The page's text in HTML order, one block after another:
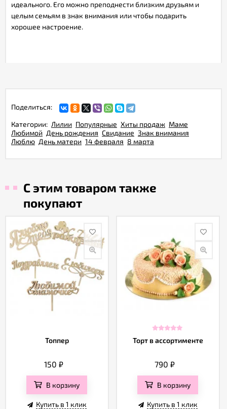
идеального. Его можно преподнести близким друзьям и
целым семьям в знак внимания или чтобы подарить
хорошее настроение.
Поделиться:
Категории: Лилии Популярные Хиты продаж Маме
Любимой День рождения Свидание Знак внимания
Люблю День матери 14 февраля 8 марта
С этим товаром также
покупают
Топпер
150₽
В корзину
Купить в 1 клик
Торт в ассортименте
790₽
В корзину
Купить в 1 клик